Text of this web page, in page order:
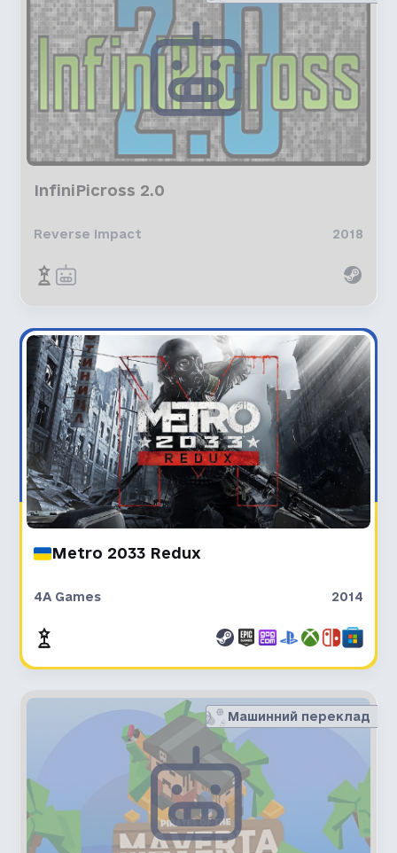
InfiniPicross 2.0
Reverse Impact 2018
Metro 2033 Redux
4A Games 2014
Машинний переклад